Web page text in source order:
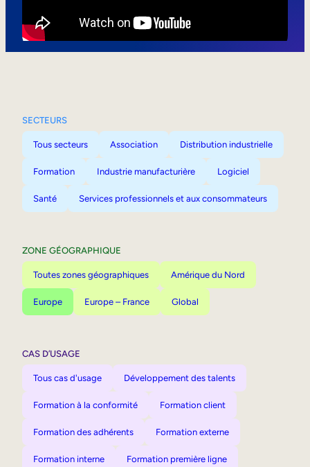
SECTEURS
Tous secteurs Association Distribution industrielle
Formation Industrie manufacturière Logiciel
Santé Services professionnels et aux consommateurs
ZONE GÉOGRAPHIQUE
Toutes zones géographiques Amérique du Nord
Europe Europe – France Global
CAS D’USAGE
Tous cas d'usage Développement des talents
Formation à la conformité Formation client
Formation des adhérents Formation externe
Formation interne Formation première ligne